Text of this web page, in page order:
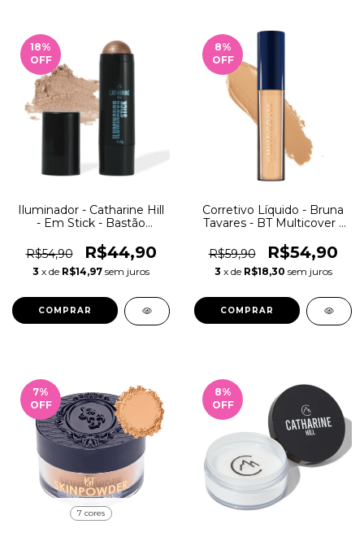
18%
OFF
Iluminador - Catharine Hill
- Em Stick - Bastão
R$54,90
R$44,90
3 x de R$14,97 sem juros
COMPRAR
8%
OFF
Corretivo Líquido - Bruna
Tavares - BT Multicover -
R$59,90
R$54,90
3 x de R$18,30 sem juros
COMPRAR
7%
OFF
7 cores
8%
OFF